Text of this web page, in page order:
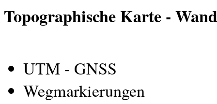
Topographische Karte -
UTM - GNSS
Wegmarkierungen